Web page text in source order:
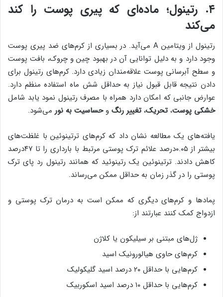
۴. رتینول؛ ماده‌ای که پیری پوست را کند
می‌کند
رتینول از ویتامین A می‌آید. در بسیاری از کرم‌های ضد پیری پوست
وجود دارد و به دلیل توانایی آن در بهبود چین و چروک، بافت پوست
و سطح آبرسانی پوست علاقه‌مندان زیادی دارد. کرم‌های رتینول برای
دادن نتیجه قابل قبول نیاز به حداقل شش ماه استفاده منظم دارد.
عوارض جانبی که امکان دارد همراه با مصرف رتینول نمود یابد شامل
خشکی پوست، تحریک، تغییر رنگ وحساسیت به نورمی‌شود.
یافته‌های یک مطالعه نشان داد که کرم‌های ‌ترتینوئین با غلظت‌های
بیشتر از ۰.۰۵درصد علائم ترک پوستی مرتبط با بارداری را تا ۴۷درصد
کاهش دادند. ‌ترتینوئین یک رتینوئید که همانند رتینول رد پای ترک
پوستی را در گذر زمان به حداقل ممکن می‌رساند.
پمادها و کرم‌های دیگری که ممکن است به درمان ترک پوستی و
ازدواج کمک کنند عبارتند از:
ژل‌های مبتنی بر سیلیکون یا کلاژن
کرم‌های حاوی هیالورونیک اسید
کرم‌هایی با حداقل ۲۰ درصد اسید گلیکولیک
کرم‌هایی با حداقل ۱۰ درصد اسید اسکوربیک